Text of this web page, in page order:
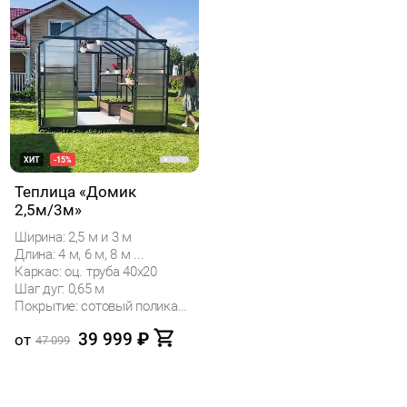
подробнее...
ХИТ -15%
Теплица «Домик
2,5м/3м»
Ширина: 2,5 м и 3 м
Длина: 4 м, 6 м, 8 м ...
Каркас: оц. труба 40х20
Шаг дуг: 0,65 м
Покрытие: сотовый поликарбонат
от 47 099 39 999 ₽